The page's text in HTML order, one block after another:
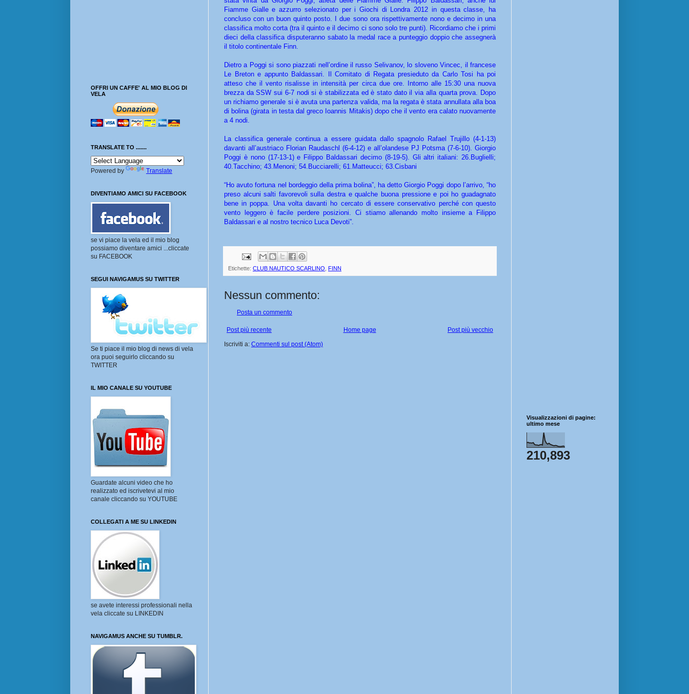
Fiamme Gialle e azzurro selezionato per i Giochi di Londra 2012 in questa classe, ha
concluso con un buon quinto posto. I due sono ora rispettivamente nono e decimo in una
classifica molto corta (tra il quinto e il decimo ci sono solo tre punti). Ricordiamo che i primi
dieci della classifica disputeranno sabato la medal race a punteggio doppio che assegnerà
il titolo continentale Finn.
Dietro a Poggi si sono piazzati nell’ordine il russo Selivanov, lo sloveno Vincec, il francese
Le Breton e appunto Baldassari. Il Comitato di Regata presieduto da Carlo Tosi ha poi
atteso che il vento risalisse in intensità per circa due ore. Intorno alle 15:30 una nuova
brezza da SSW sui 6-7 nodi si è stabilizzata ed è stato dato il via alla quarta prova. Dopo
un richiamo generale si è avuta una partenza valida, ma la regata è stata annullata alla boa
di bolina (girata in testa dal greco Ioannis Mitakis) dopo che il vento era calato nuovamente
a 4 nodi.
La classifica generale continua a essere guidata dallo spagnolo Rafael Trujillo (4-1-13)
davanti all’austriaco Florian Raudaschl (6-4-12) e all’olandese PJ Potsma (7-6-10). Giorgio
Poggi è nono (17-13-1) e Filippo Baldassari decimo (8-19-5). Gli altri italiani: 26.Buglielli;
40.Tacchino; 43.Menoni; 54.Bucciarelli; 61.Matteucci; 63.Cisbani
“Ho avuto fortuna nel bordeggio della prima bolina”, ha detto Giorgio Poggi dopo l’arrivo, “ho
preso alcuni salti favorevoli sulla destra e qualche buona pressione e poi ho guadagnato
bene in poppa. Una volta davanti ho cercato di essere conservativo perché con questo
vento leggero è facile perdere posizioni. Ci stiamo allenando molto insieme a Filippo
Baldassari e al nostro tecnico Luca Devoti”.
Etichette: CLUB NAUTICO SCARLINO FINN
Nessun commento:
Posta un commento
Post più recente Post più vecchio
Home page
Iscriviti a: Commenti sul post (Atom)
OFFRI UN CAFFE' AL MIO BLOG DI
VELA
TRANSLATE TO .......
Powered by Translate
DIVENTIAMO AMICI SU FACEBOOK
se vi piace la vela ed il mio blog
possiamo diventare amici ...cliccate
su FACEBOOK
SEGUI NAVIGAMUS SU TWITTER
Se ti piace il mio blog di news di vela
ora puoi seguirlo cliccando su
TWITTER
IL MIO CANALE SU YOUTUBE
Guardate alcuni video che ho
realizzato ed iscrivetevi al mio
canale cliccando su YOUTUBE
COLLEGATI A ME SU LINKEDIN
se avete interessi professionali nella
vela cliccate su LINKEDIN
NAVIGAMUS ANCHE SU TUMBLR.
Visualizzazioni di pagine:
ultimo mese
210,893